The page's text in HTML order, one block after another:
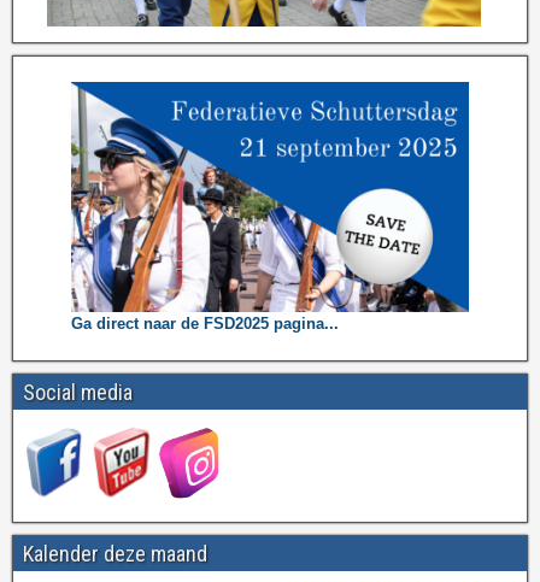
Ga direct naar de FSD2025 pagina...
Social media
Kalender deze maand